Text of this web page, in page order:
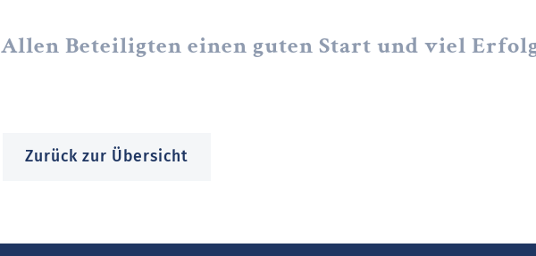
Allen Beteiligten einen guten Start und viel
Zurück zur Übersicht